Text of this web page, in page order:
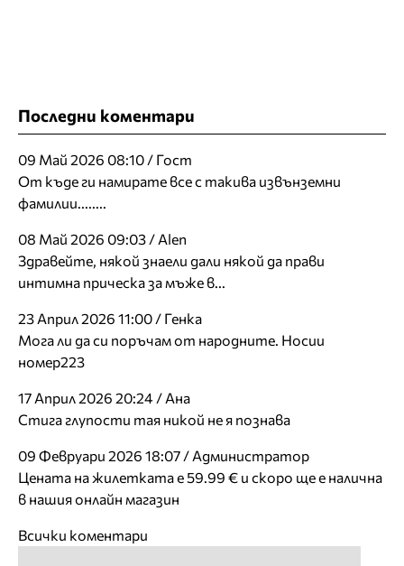
Последни коментари
09 Май 2026 08:10 / Гост
От къде ги намирате все с такива извънземни
фамилии........
08 Май 2026 09:03 / Alen
Здравейте, някой знаели дали някой да прави
интимна прическа за мъже в...
23 Април 2026 11:00 / Генка
Мога ли да си поръчам от народните. Носии
номер223
17 Април 2026 20:24 / Ана
Стига глупости тая никой не я познава
09 Февруари 2026 18:07 / Администратор
Цената на жилетката е 59.99 € и скоро ще е налична
в нашия онлайн магазин
Всички коментари